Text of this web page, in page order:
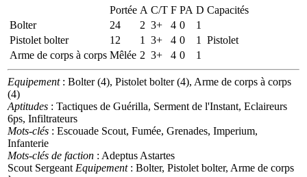
Portée A C/T F PA D Capacités
Bolter
24 2 3+ 4 0
1
Pistolet bolter
12 1 3+ 4 0 1
Pistolet
Arme de corps à corps Mêlée 2 3+ 4 0 1
Equipement: Bolter (4), Pistolet bolter (4), Arme de corps à corps
(4)
Aptitudes : Tactiques de Guérilla, Serment de l'Instant, Eclaireurs
6ps, Infiltrateurs
Mots-clés : Escouade Scout, Fumée, Grenades, Imperium,
Infanterie
Mots-clés de faction : Adeptus Astartes
Scout Sergeant Equipement: Bolter, Pistolet bolter, Arme de corps